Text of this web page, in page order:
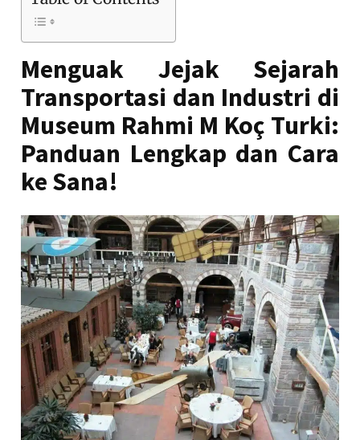
Menguak Jejak Sejarah
Transportasi dan Industri di
Museum Rahmi M Koç Turki:
Panduan Lengkap dan Cara
ke Sana!